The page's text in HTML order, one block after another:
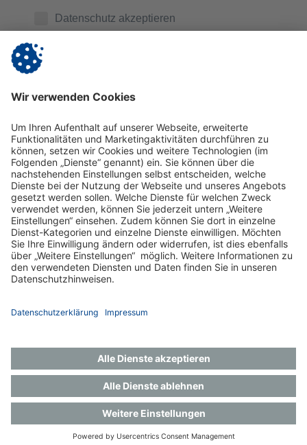
Datenschutz akzeptieren
Ich habe die
genommen. Ich stimme zu, dass die von mir
übermittelten Daten zur Kontaktaufnahme und für
Datenschutz